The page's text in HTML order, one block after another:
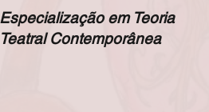
Especialização em Teoria
Teatral Contemporânea